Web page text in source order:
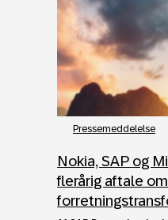
Pressemeddelelse
Nokia, SAP og
flerårig aftale